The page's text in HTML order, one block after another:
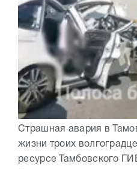
Страшная авария в
жизни троих
ресурсе Тамбовского